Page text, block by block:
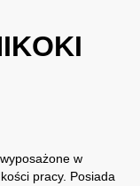
w
pracy. Posiada